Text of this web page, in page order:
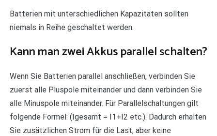
Batterien mit unterschiedlichen Kapazitäten sollten
niemals in Reihe geschaltet werden.
Kann man zwei Akkus parallel schalten?
Wenn Sie Batterien parallel anschließen, verbinden Sie
zuerst alle Pluspole miteinander und dann verbinden Sie
alle Minuspole miteinander. Für Parallelschaltungen gilt
folgende Formel: (Igesamt = I1+I2 etc.). Dadurch erhalten
Sie zusätzlichen Strom für die Last, aber keine